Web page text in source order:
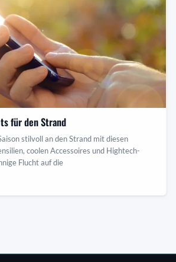
für den Strand
stilvoll an den Strand mit diesen
coolen Accessoires und Hightech-
Flucht auf die